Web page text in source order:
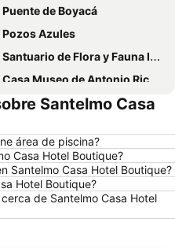
Puente de Boyacá
Pozos Azules
Santuario de Flora y Fauna Iguaque
Casa Museo de Antonio Ricaurte
Núcleo colonial
Santelmo Casa
área de piscina?
Casa Hotel Boutique?
Santelmo Casa Hotel Boutique?
Hotel Boutique?
de Santelmo Casa Hotel